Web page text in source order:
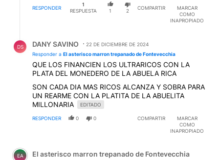
RESPONDER
1
RESPUESTA
1 2
COMPARTIR
MARCAR
COMO
INAPROPIADO
DS DANY SAVINO
22 DE DICIEMBRE DE 2024
Responder a El asterisco marron trepanado de Fontevecchia
QUE LOS FINANCIEN LOS ULTRARICOS CON LA
PLATA DEL MONEDERO DE LA ABUELA RICA
SON CADA DIA MAS RICOS ALCANZA Y SOBRA PARA
UN REARME CON LA PLATITA DE LA ABUELITA
MILLONARIA
EDITADO
RESPONDER 0 0 COMPARTIR
MARCAR
COMO
INAPROPIADO
Comentario de El asterisco marron trepanado de
EA El asterisco marron trepanado de Fontevecchia